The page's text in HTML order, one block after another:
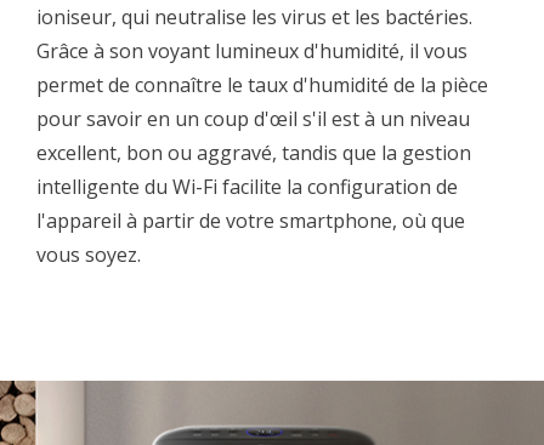
ioniseur, qui neutralise les virus et les bactéries.
Grâce à son voyant lumineux d'humidité, il vous
permet de connaître le taux d'humidité de la pièce
pour savoir en un coup d'œil s'il est à un niveau
excellent, bon ou aggravé, tandis que la gestion
intelligente du Wi-Fi facilite la configuration de
l'appareil à partir de votre smartphone, où que
vous soyez.